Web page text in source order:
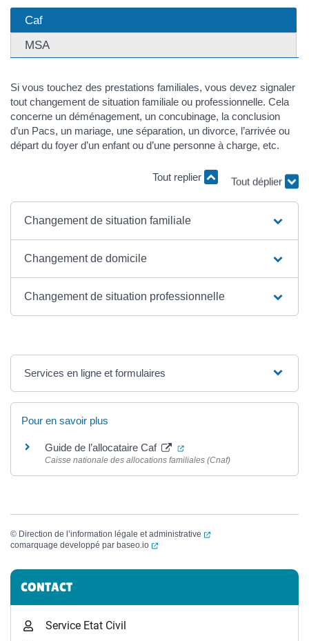
Caf
MSA
Si vous touchez des prestations familiales, vous devez signaler
tout changement de situation familiale ou professionnelle. Cela
concerne un déménagement, un concubinage, la conclusion
d’un Pacs, un mariage, une séparation, un divorce, l’arrivée ou
départ du foyer d’un enfant ou d’une personne à charge, etc.
Tout replier
Tout déplier
Changement de situation familiale
Changement de domicile
Changement de situation professionnelle
Services en ligne et formulaires
Pour en savoir plus
Guide de l’allocataire Caf (ouverture dans un nouvel
Caisse nationale des allocations familiales (Cnaf)
© Direction de l’information légale et administrative
(ouverture dans un
comarquage developpé par baseo.io (ouverture dans un nouvel onglet)
Informations complémentaires
CONTACT
Service Etat Civil